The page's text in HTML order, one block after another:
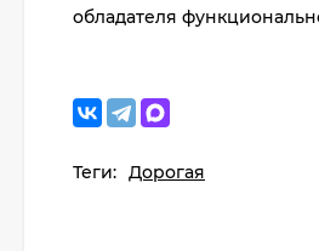
обладателя
Теги: Дорогая